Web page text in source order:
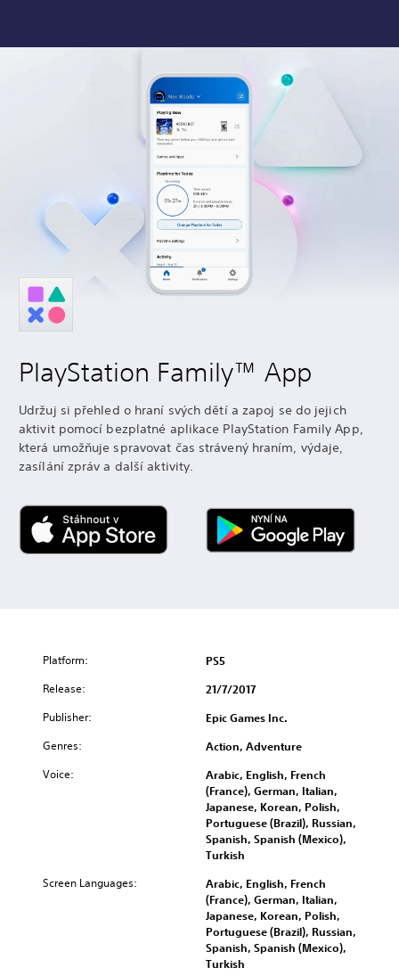
PlayStation Family™ App
Udržuj si přehled o hraní svých dětí a zapoj se do jejich
aktivit pomocí bezplatné aplikace PlayStation Family App,
která umožňuje spravovat čas strávený hraním, výdaje,
zasílání zpráv a další aktivity.
Platform: PS5
Release: 21/7/2017
Publisher: Epic Games Inc.
Genres: Action, Adventure
Voice:
Arabic, English, French
(France), German, Italian,
Japanese, Korean, Polish,
Portuguese (Brazil), Russian,
Spanish, Spanish (Mexico),
Turkish
Screen Languages:
Arabic, English, French
(France), German, Italian,
Japanese, Korean, Polish,
Portuguese (Brazil), Russian,
Spanish, Spanish (Mexico),
Turkish